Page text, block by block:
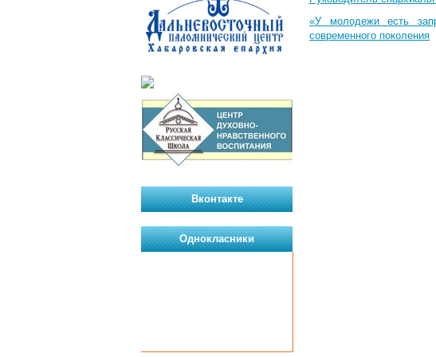
«У молодежи есть
современного поколения
Вконтакте
Однокласники